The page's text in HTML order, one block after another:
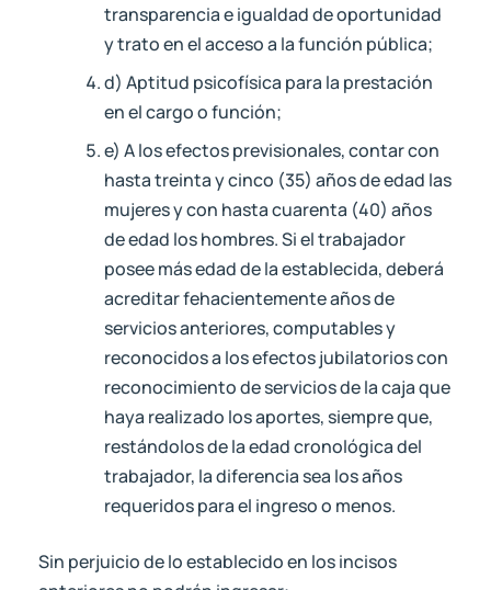
transparencia e igualdad de oportunidad
y trato en el acceso a la función pública;
d) Aptitud psicofísica para la prestación
en el cargo o función;
e) A los efectos previsionales, contar con
hasta treinta y cinco (35) años de edad las
mujeres y con hasta cuarenta (40) años
de edad los hombres. Si el trabajador
posee más edad de la establecida, deberá
acreditar fehacientemente años de
servicios anteriores, computables y
reconocidos a los efectos jubilatorios con
reconocimiento de servicios de la caja que
haya realizado los aportes, siempre que,
restándolos de la edad cronológica del
trabajador, la diferencia sea los años
requeridos para el ingreso o menos.
Sin perjuicio de lo establecido en los incisos